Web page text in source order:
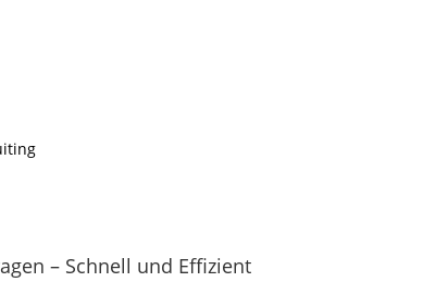
– Schnell und Effizient